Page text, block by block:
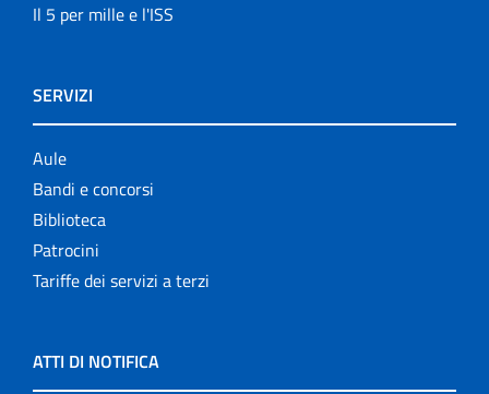
Il 5 per mille e l'ISS
SERVIZI
Aule
Bandi e concorsi
Biblioteca
Patrocini
Tariffe dei servizi a terzi
ATTI DI NOTIFICA